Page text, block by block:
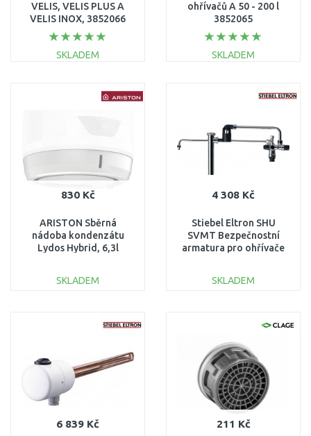
VELIS, VELIS PLUS A
VELIS INOX, 3852066
SKLADEM
ohřívačů A 50 - 200 l
3852065
SKLADEM
830 Kč
ARISTON Sběrná
nádoba kondenzátu
Lydos Hybrid, 6,3l
SKLADEM
4 308 Kč
Stiebel Eltron SHU
SVMT Bezpečnostní
armatura pro ohřívače
SKLADEM
6 839 Kč 211 Kč